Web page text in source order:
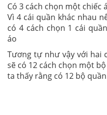
Có 3 cách chọn một chiếc
Vì 4 cái quần khác nhau
có 4 cách chọn 1 cái
áo
Tương tự như vậy với hai
sẽ có 12 cách chọn một
ta thấy rằng có 12 bộ